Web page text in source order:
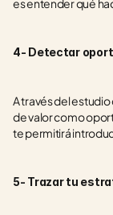
es entender qué
4- Detectar
A través del
de valor como
te permitirá
5- Trazar tu